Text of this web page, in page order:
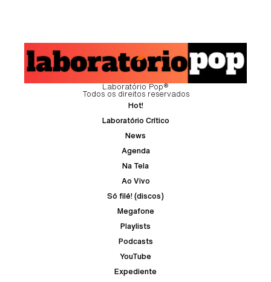
Laboratório Pop®
Todos os direitos reservados
Hot!
Laboratório Crítico
News
Agenda
Na Tela
Ao Vivo
Só filé! (discos)
Megafone
Playlists
Podcasts
YouTube
Expediente